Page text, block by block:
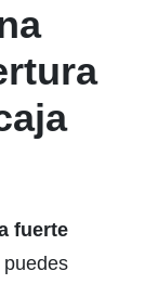
fuerte
puedes